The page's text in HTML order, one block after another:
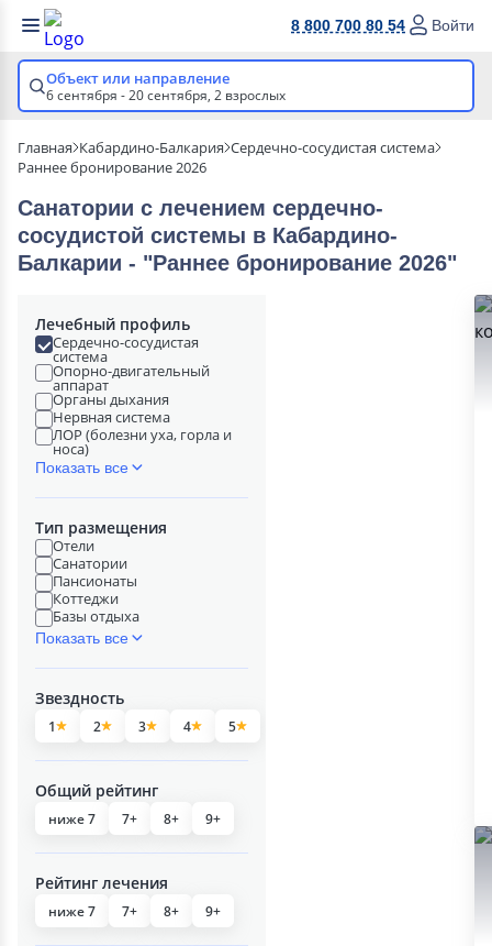
8 800 700 80 54 Войти
Объект или направление
6 сентября - 20 сентября, 2 взрослых
Главная Кабардино-Балкария Сердечно-сосудистая система
Раннее бронирование 2026
Санатории с лечением сердечно-
сосудистой системы в Кабардино-
Балкарии - "Раннее бронирование 2026"
Лечебный профиль
Сердечно-сосудистая
система
Опорно-двигательный
аппарат
Органы дыхания
Нервная система
ЛОР (болезни уха, горла и
носа)
Показать все
Тип размещения
Отели
Санатории
Пансионаты
Коттеджи
Базы отдыха
Показать все
Звездность
1 2 3 4 5
Общий рейтинг
ниже 7 7+ 8+ 9+
Рейтинг лечения
ниже 7 7+ 8+ 9+